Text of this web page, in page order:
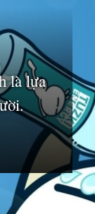
là lựa